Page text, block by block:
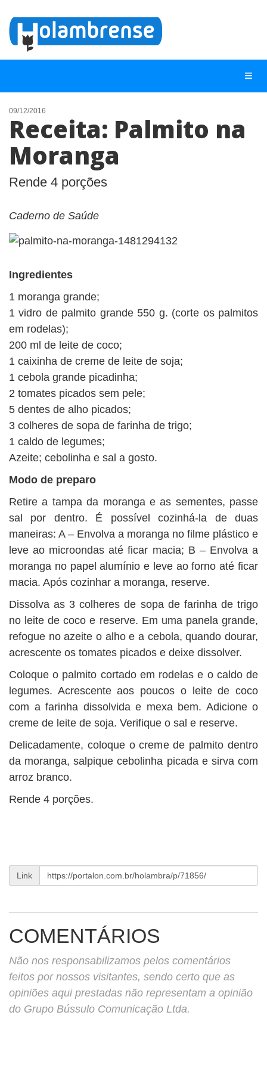
NOTÍCIAS
LISTA DIGITAL
ANUNCIE
09/12/2016
Receita: Palmito na
Moranga
Rende 4 porções
Caderno de Saúde
Ingredientes
1 moranga grande;
1 vidro de palmito grande 550 g. (corte os palmitos
em rodelas);
200 ml de leite de coco;
1 caixinha de creme de leite de soja;
1 cebola grande picadinha;
2 tomates picados sem pele;
5 dentes de alho picados;
3 colheres de sopa de farinha de trigo;
1 caldo de legumes;
Azeite; cebolinha e sal a gosto.
Modo de preparo
Retire a tampa da moranga e as sementes, passe
sal por dentro. É possível cozinhá-la de duas
maneiras: A – Envolva a moranga no filme plástico e
leve ao microondas até ficar macia; B – Envolva a
moranga no papel alumínio e leve ao forno até ficar
macia. Após cozinhar a moranga, reserve.
Dissolva as 3 colheres de sopa de farinha de trigo
no leite de coco e reserve. Em uma panela grande,
refogue no azeite o alho e a cebola, quando dourar,
acrescente os tomates picados e deixe dissolver.
Coloque o palmito cortado em rodelas e o caldo de
legumes. Acrescente aos poucos o leite de coco
com a farinha dissolvida e mexa bem. Adicione o
creme de leite de soja. Verifique o sal e reserve.
Delicadamente, coloque o creme de palmito dentro
da moranga, salpique cebolinha picada e sirva com
arroz branco.
Rende 4 porções.
Link
COMENTÁRIOS
Não nos responsabilizamos pelos comentários
feitos por nossos visitantes, sendo certo que as
opiniões aqui prestadas não representam a opinião
do Grupo Bússulo Comunicação Ltda.